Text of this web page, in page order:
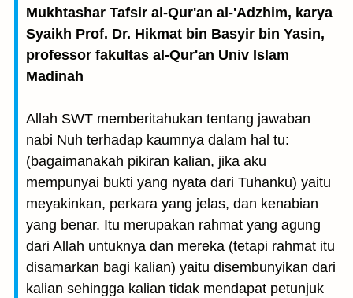
Mukhtashar Tafsir al-Qur'an al-'Adzhim, karya
Syaikh Prof. Dr. Hikmat bin Basyir bin Yasin,
professor fakultas al-Qur'an Univ Islam
Madinah
Allah SWT memberitahukan tentang jawaban
nabi Nuh terhadap kaumnya dalam hal tu:
(bagaimanakah pikiran kalian, jika aku
mempunyai bukti yang nyata dari Tuhanku) yaitu
meyakinkan, perkara yang jelas, dan kenabian
yang benar. Itu merupakan rahmat yang agung
dari Allah untuknya dan mereka (tetapi rahmat itu
disamarkan bagi kalian) yaitu disembunyikan dari
kalian sehingga kalian tidak mendapat petunjuk